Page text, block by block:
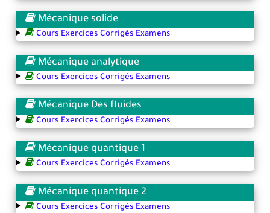
Mécanique solide
Cours Exercices Corrigés Examens
Mécanique analytique
Cours Exercices Corrigés Examens
Mécanique Des fluides
Cours Exercices Corrigés Examens
Mécanique quantique 1
Cours Exercices Corrigés Examens
Mécanique quantique 2
Cours Exercices Corrigés Examens